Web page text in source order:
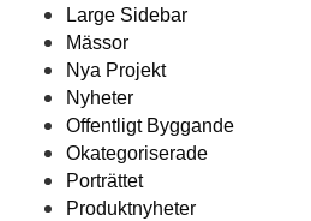
Large Sidebar
Mässor
Nya Projekt
Nyheter
Offentligt Byggande
Okategoriserade
Porträttet
Produktnyheter